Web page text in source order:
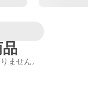
ません。